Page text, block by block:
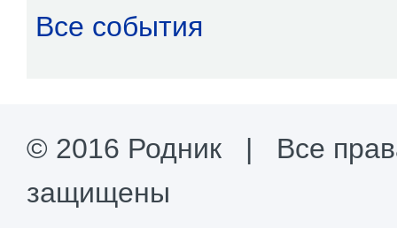
Все события
© 2016 Родник | Все
защищены